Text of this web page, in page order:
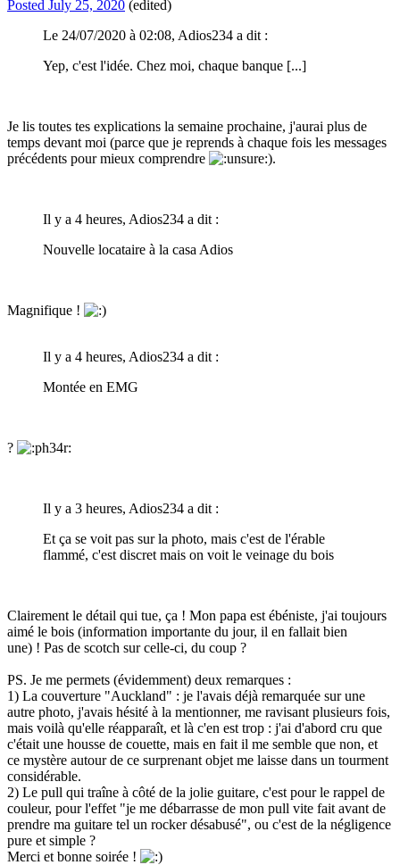
Posted July 25, 2020 (edited)
Le 24/07/2020 à 02:08, Adios234 a dit :
Yep, c'est l'idée. Chez moi, chaque banque [...]
Je lis toutes tes explications la semaine prochaine, j'aurai plus de
temps devant moi (parce que je reprends à chaque fois les messages
précédents pour mieux comprendre
).
Il y a 4 heures, Adios234 a dit :
Nouvelle locataire à la casa Adios
Magnifique !
Il y a 4 heures, Adios234 a dit :
Montée en EMG
?
Il y a 3 heures, Adios234 a dit :
Et ça se voit pas sur la photo, mais c'est de l'érable
flammé, c'est discret mais on voit le veinage du bois
Clairement le détail qui tue, ça ! Mon papa est ébéniste, j'ai toujours
aimé le bois (information importante du jour, il en fallait bien
une) ! Pas de scotch sur celle-ci, du coup ?
PS. Je me permets (évidemment) deux remarques :
1) La couverture "Auckland" : je l'avais déjà remarquée sur une
autre photo, j'avais hésité à la mentionner, me ravisant plusieurs fois,
mais voilà qu'elle réapparaît, et là c'en est trop : j'ai d'abord cru que
c'était une housse de couette, mais en fait il me semble que non, et
ce mystère autour de ce surprenant objet me laisse dans un tourment
considérable.
2) Le pull qui traîne à côté de la jolie guitare, c'est pour le rappel de
couleur, pour l'effet "je me débarrasse de mon pull vite fait avant de
prendre ma guitare tel un rocker désabusé", ou c'est de la négligence
pure et simple ?
Merci et bonne soirée !